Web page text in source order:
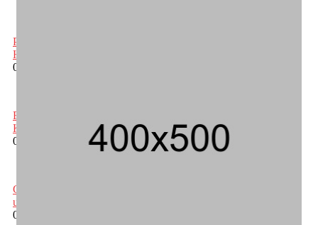
Peluncuran Buku dan Simposium Nasional Nusantara Centre
Hasilkan Maklumat Merdeka Barat
04/08/2026 22:54 WIB ||
Eksepsinya Diterima Hakim, Dokter Tifa Praperadilankan
Kejaksaan
04/08/2026 18:37 WIB ||Hukum
Geger! Nama Prabowo Diduga Dicatut dalam Makalah MBG
untuk Dapat Nobel Perdamaian
05/08/2026 17:25 WIB ||